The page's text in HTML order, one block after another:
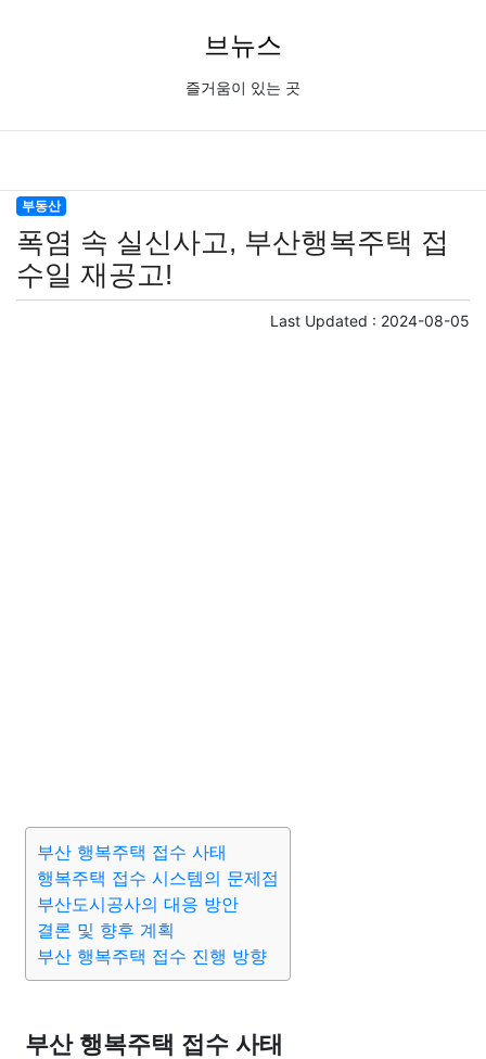
브뉴스
즐거움이 있는 곳
부동산
폭염 속 실신사고, 부산행복주택 접
수일 재공고!
Last Updated : 2024-08-05
부산 행복주택 접수 사태
행복주택 접수 시스템의 문제점
부산도시공사의 대응 방안
결론 및 향후 계획
부산 행복주택 접수 진행 방향
부산 행복주택 접수 사태